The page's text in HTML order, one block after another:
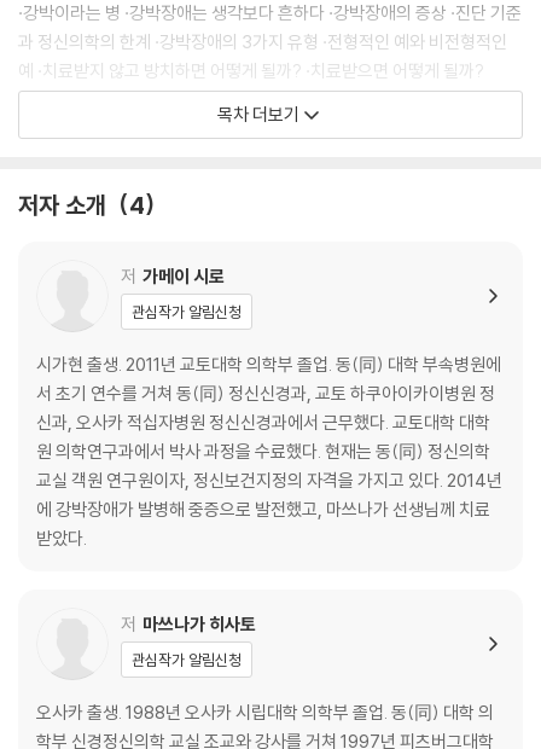
·강박이라는 병 ·강박장애는 생각보다 흔하다 ·강박장애의 증상 ·진단 기준
과 정신의학의 한계 ·강박장애의 3가지 유형 ·전형적인 예와 비전형적인
예 ·치료받지 않고 방치하면 어떻게 될까? ·치료받으면 어떻게 될까?
·정신병리란 무엇인가? ·불안이란 무엇인가? ·불안의 불꽃, 인지, 관념·불
강박장애의 발병 과정
·불안의 확대, 새로운 관념과 행동 ·불안 해소 행동의 조건형성: 인지왜곡·
불안 자체에 대한 공포: 한층 심해지는 인지왜곡 ·행동 증가와 불안 증대 ·
강박사고, 강박행동, 에너지 소실
중증으로 발전하면서 나타나는 증상
·회피: 시간·공간·에너지의 손실 ·끌어들임 ·통찰의 불량화
3 강박장애의 치료 전략 79
·단 하나의 원칙 ·치료 가이드라인의 빛과 그늘 ·약물요법의 개념 ·인지행
공간을 넓혀라 ·3단계: 이길 수 있는 싸움을 골라라 ·4단계: 평범한 습관을
도입하라 ·5단계: 메타인지 획득·레벨 1 ·6단계: 사회생활을 시작하라 ·7
단계: 집착을 완화하라 ·8단계: 메타인지 획득·레벨 2
4 강박장애의 실제 사례: 저자 131
목차 더보기
저자 소개 4
저 가메이 시로
관심작가 알림신청
시가현 출생. 2011년 교토대학 의학부 졸업. 동(同) 대학 부속병원에
서 초기 연수를 거쳐 동(同) 정신신경과, 교토 하쿠아이카이병원 정
신과, 오사카 적십자병원 정신신경과에서 근무했다. 교토대학 대학
원 의학연구과에서 박사 과정을 수료했다. 현재는 동(同) 정신의학
교실 객원 연구원이자, 정신보건지정의 자격을 가지고 있다. 2014년
에 강박장애가 발병해 중증으로 발전했고, 마쓰나가 선생님께 치료
받았다.
저 마쓰나가 히사토
관심작가 알림신청
오사카 출생. 1988년 오사카 시립대학 의학부 졸업. 동(同) 대학 의
학부 신경정신의학 교실 조교와 강사를 거쳐 1997년 피츠버그대학